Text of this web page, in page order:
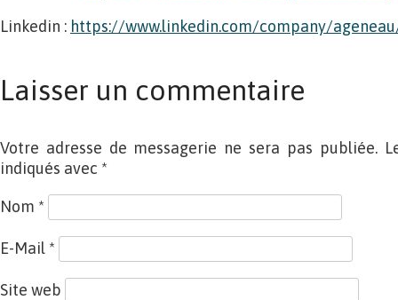
Linkedin : https://www.linkedin.com/company/
Laisser un commentaire
Votre adresse de messagerie ne sera pas publiée.
indiqués avec *
Nom *
E-Mail *
Site web